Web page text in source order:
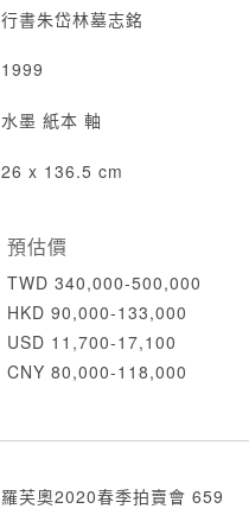
行書朱岱林墓志銘
1999
水墨 紙本 軸
26 x 136.5 cm
預估價
TWD 340,000-500,000
HKD 90,000-133,000
USD 11,700-17,100
CNY 80,000-118,000
羅芙奧2020春季拍賣會 659